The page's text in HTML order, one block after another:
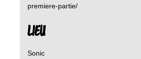
premiere-partie/
LIEU
Sonic